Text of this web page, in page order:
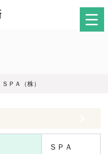
ＳＰＡ（株）
ＳＰＡ